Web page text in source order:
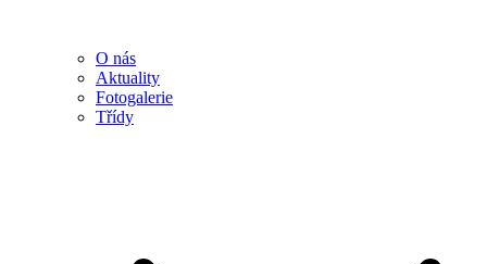
O nás
Aktuality
Fotogalerie
Třídy